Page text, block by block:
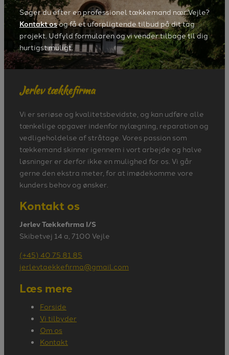
Søger du efter en professionel tækkemand nær Vejle?
Kontakt osog få et uforpligtende tilbud på dit tag
projekt. Udfyld formularen og vi vender tilbage til dig
hurtigst muligt.
Vi er seriøse og kvalitetsbevidste, og kan udføre alle
tænkelige opgaver indenfor nylægning, reparation og
vedligeholdelse af stråtage. Vores passion som
tækkemand skinner igennem i vort arbejde og halve
løsninger er derfor ikke en mulighed for os. Vi går
gerne den ekstra meter, for at imødekomme vore
kunders behov og ønsker.
Kontakt os
Jerlev Tækkefirma I/S
Skibetvej 14 a, 7100 Vejle
(+45) 40 75 81 85
jerlevtaekkefirma@gmail.com
Læs mere
Forside
Vi tilbyder
Om os
Kontakt